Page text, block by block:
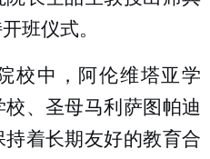
班仪式。
校中，阿伦维塔亚学
、圣母马利萨图帕迪
着长期友好的教育合